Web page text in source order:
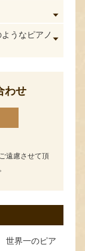
うなピアノ
わせ
遠慮させて頂
世界一のピア